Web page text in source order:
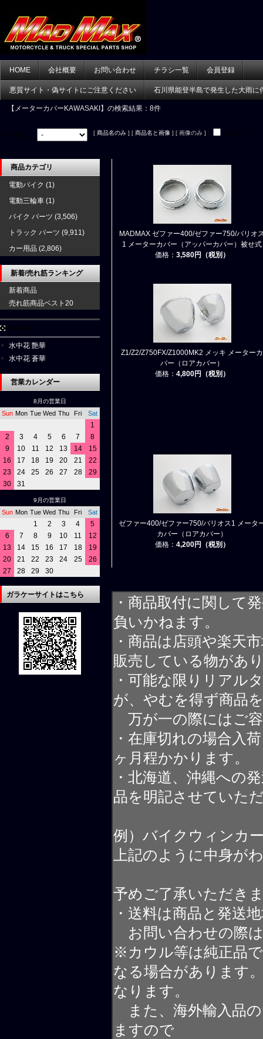
HOME 会社概要 お問い合わせ チラシ一覧 会員登録
悪質サイト・偽サイトにご注意ください 石川県能登半島で発生した大雨に
【メーターカバーKAWASAKI】 の検索結果：8件
[ 商品名のみ ] [ 商品名と画像 ] [ 画像のみ ]
MADMAX ゼファー400/ゼファー750/バリオ
1 メーターカバー（アッパーカバー）被せ式
価格： 3,580円（税別）
Z1/Z2/Z750FX/Z1000MK2 メッキ メーターカ
バー（ロアカバー）
価格： 4,800円（税別）
ゼファー400/ゼファー750/バリオス1 メータ
カバー（ロアカバー）
価格： 4,200円（税別）
・商品取付に関して
負いかねます。
・商品は店頭や楽天
販売している物があ
・可能な限りリアル
が、やむを得ず商品
万が一の際にはご
・在庫切れの場合入
ヶ月程かかります。
・北海道、沖縄への
品を明記させていた
例）バイクウィンカ
上記のように中身が
予めご了承いただき
・送料は商品と発送
お問い合わせの際
※カウル等は純正品
なる場合があります
なります。
また、海外輸入品
ますので
商品カテゴリ
電動バイク (1)
電動三輪車 (1)
バイク パーツ (3,506)
トラック パーツ (9,911)
カー用品 (2,806)
新着/売れ筋ランキング
新着商品
売れ筋商品ベスト20
水中花 艶華
水中花 蒼華
営業カレンダー
8月の営業日
Sun Mon Tue Wed Thu Fri Sat
1
2
3 4 5 6 7
8
9
10 11 12 13 14
15
16
17 18 19 20 21
22
23
24 25 26 27 28
29
30
31
9月の営業日
Sun Mon Tue Wed Thu Fri Sat
1 2 3 4
5
6
7 8 9 10 11
12
13
14 15 16 17 18
19
20
21 22 23 24 25
26
27
28 29 30
ガラケーサイトはこちら